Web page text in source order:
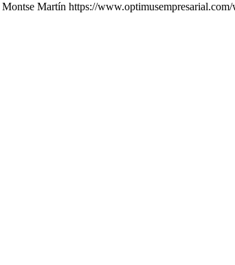
Montse Martín https://